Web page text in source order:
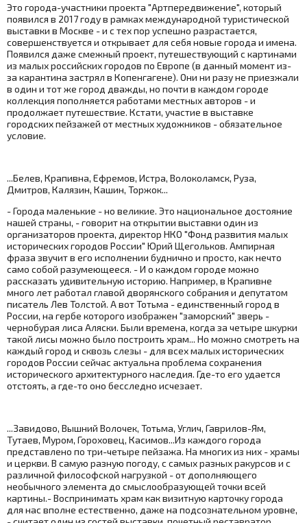
Это города-участники проекта "Артпередвижение", который
появился в 2017 году в рамках международной туристической
выставки в Москве - и с тех пор успешно разрастается,
совершенствуется и открывает для себя новые города и имена.
Появился даже смежный проект, путешествующий с картинами
из малых российских городов по Европе (в данный момент из-
за карантина застрял в Копенгагене). Они ни разу не приезжали
в один и тот же город дважды, но почти в каждом городе
коллекция пополняется работами местных авторов - и
продолжает путешествие. Кстати, участие в выставке
городских пейзажей от местных художников - обязательное
условие.
...Белев, Крапивна, Ефремов, Истра, Волоколамск, Руза,
Дмитров, Калязин, Кашин, Торжок...
- Города маленькие - но великие. Это национальное достояние
нашей страны, - говорит на открытии выставки один из
организаторов проекта, директор НКО "Фонд развития малых
исторических городов России" Юрий Щегольков. Ампирная
фраза звучит в его исполнении буднично и просто, как нечто
само собой разумеющееся. - И о каждом городе можно
рассказать удивительную историю. Например, в Крапивне
много лет работал главой дворянского собрания и депутатом
писатель Лев Толстой. А вот Тотьма - единственный город в
России, на гербе которого изображен "заморский" зверь -
чернобурая лиса Аляски. Были времена, когда за четыре шкурки
такой лисы можно было построить храм... Но можно смотреть на
каждый город и сквозь слезы - для всех малых исторических
городов России сейчас актуальна проблема сохранения
исторического архитектурного наследия. Где-то его удается
отстоять, а где-то оно бесследно исчезает.
...Завидово, Вышний Волочек, Тотьма, Углич, Гаврилов-Ям,
Тутаев, Муром, Гороховец, Касимов...Из каждого города
представлено по три-четыре пейзажа. На многих из них - храмы
и церкви. В самую разную погоду, с самых разных ракурсов и с
различной философской нагрузкой - от дополняющего
необычного элемента до смыслообразующей точки всей
картины.- Воспринимать храм как визитную карточку города
для нас вполне естественно, даже на подсознательном уровне,